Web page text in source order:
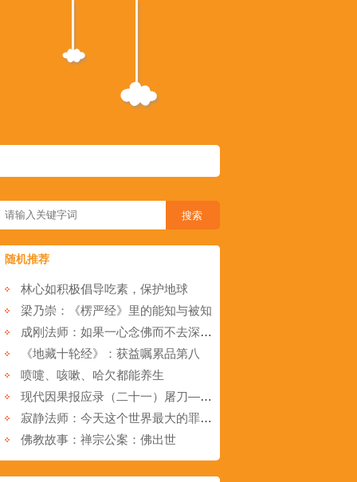
随机推荐
林心如积极倡导吃素，保护地球
梁乃崇：《楞严经》里的能知与被知
成刚法师：如果一心念佛而不去深入佛理悟明大事因缘,怎么对待外界环境?
《地藏十轮经》：获益嘱累品第八
喷嚏、咳嗽、哈欠都能养生
现代因果报应录（二十一）屠刀—现实的因果报应
寂静法师：今天这个世界最大的罪人，不是造恶的，是传播恶的
佛教故事：禅宗公案：佛出世